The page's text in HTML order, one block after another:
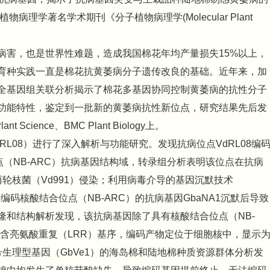
物病理学著名学术期刊《分子植物病理学(Molecular Plant
，也是世界性难题，造成我国棉花年均产量损失15%以上，
实践一直是棉花抗黄萎病分子遗传改良的基础。近年来，加
因组关联分析揭示了棉花多基因协同控制黄萎病的抗性分子
特性，鉴定到一批新的黄萎病抗性新位点，研究结果先后发
Science、BMC Plant Biology上。
）进行了深入解析与功能研究。发现抗病位点VdRL08编码
NB-ARC）抗病基因结构域，转录组分析表明该位点在抗病
枝菌（Vd991）侵染；利用病毒介导的基因沉默技术
码核酸结合位点（NB-ARC）的抗病基因GbaNA1沉默后导致
和结构解析发现，该抗病基因除了具有核酸结合位点（NB-
亮氨酸重复（LRR）基序，编码产物定位于细胞核中，显示为
理型基因（GbVe1）的海岛棉和陆地棉种质资源群体分析发